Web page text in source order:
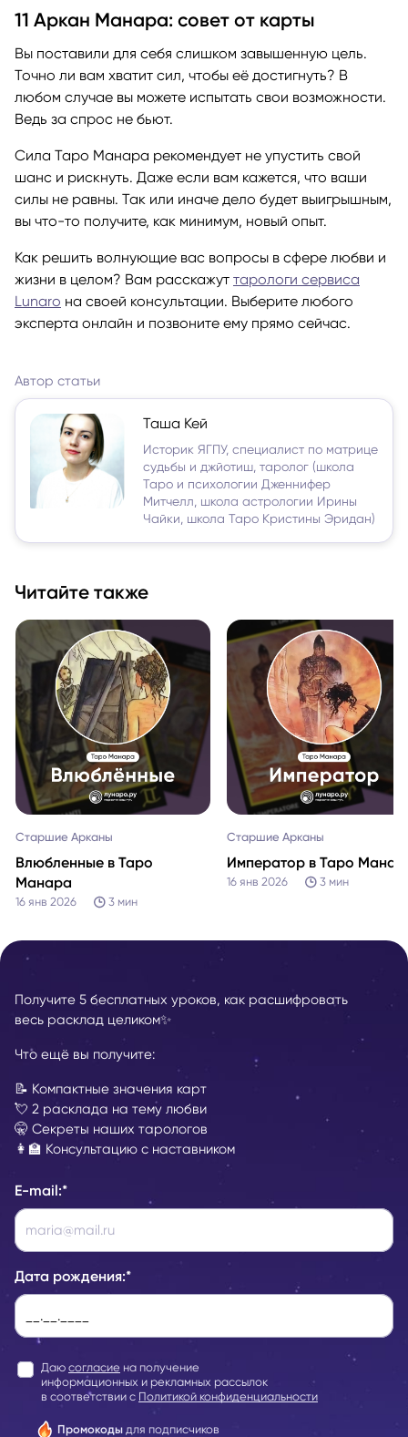
11 Аркан Манара: совет от карты
Вы поставили для себя слишком завышенную цель.
Точно ли вам хватит сил, чтобы её достигнуть? В
любом случае вы можете испытать свои возможности.
Ведь за спрос не бьют.
Сила Таро Манара рекомендует не упустить свой
шанс и рискнуть. Даже если вам кажется, что ваши
силы не равны. Так или иначе дело будет выигрышным,
вы что-то получите, как минимум, новый опыт.
Как решить волнующие вас вопросы в сфере любви и
жизни в целом? Вам расскажут тарологи сервиса
Lunaro на своей консультации. Выберите любого
эксперта онлайн и позвоните ему прямо сейчас.
Автор статьи
Таша Кей
Историк ЯГПУ, специалист по матрице
судьбы и джйотиш, таролог (школа
Таро и психологии Дженнифер
Митчелл, школа астрологии Ирины
Чайки, школа Таро Кристины Эридан)
Читайте также
Старшие Арканы
Влюбленные в Таро
Манара
16 янв 2026 3 мин
Старшие Арканы
Император в Таро
16 янв 2026 3 мин
Получите 5 бесплатных уроков, как расшифровать
весь расклад целиком✨
Что ещё вы получите:
📝 Компактные значения карт
💘 2 расклада на тему любви
🤫 Секреты наших тарологов
👩‍🏫 Консультацию с наставником
E-mail:*
Дата рождения:*
Даю согласие на получение
информационных и рекламных рассылок
в соответствии с Политикой конфиденциальности
Промокоды для подписчиков